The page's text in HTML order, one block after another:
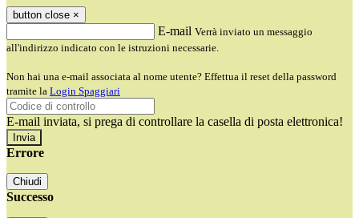
button close ×
E-mail Verrà inviato un messaggio
all'indirizzo indicato con le istruzioni necessarie.
Non hai una e-mail associata al nome utente? Effettua il reset della password
tramite la Login Spaggiari
E-mail inviata, si prega di controllare la casella di posta elettronica!
Errore
Chiudi
Successo